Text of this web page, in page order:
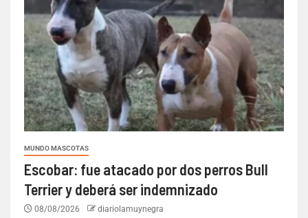
MUNDO MASCOTAS
Escobar: fue atacado por dos perros Bull
Terrier y deberá ser indemnizado
08/08/2026 diariolamuynegra